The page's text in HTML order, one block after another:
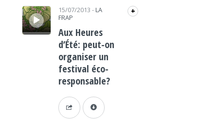
Lecteur audio 15/07/2013 - LA
FRAP
+
Aux Heures
d’Été: peut-on
organiser un
festival éco-
responsable?